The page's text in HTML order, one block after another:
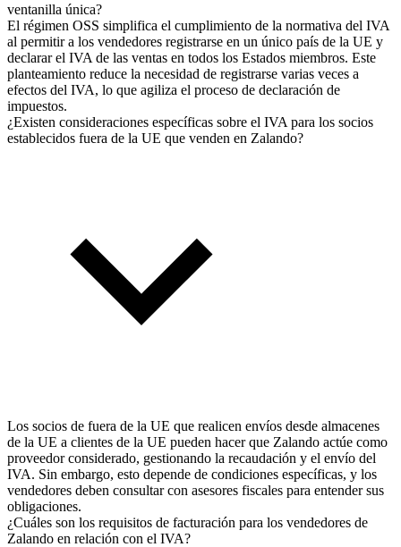
ventanilla única?
El régimen OSS simplifica el cumplimiento de la normativa del IVA
al permitir a los vendedores registrarse en un único país de la UE y
declarar el IVA de las ventas en todos los Estados miembros. Este
planteamiento reduce la necesidad de registrarse varias veces a
efectos del IVA, lo que agiliza el proceso de declaración de
impuestos.
¿Existen consideraciones específicas sobre el IVA para los socios
establecidos fuera de la UE que venden en Zalando?
Los socios de fuera de la UE que realicen envíos desde almacenes
de la UE a clientes de la UE pueden hacer que Zalando actúe como
proveedor considerado, gestionando la recaudación y el envío del
IVA. Sin embargo, esto depende de condiciones específicas, y los
vendedores deben consultar con asesores fiscales para entender sus
obligaciones.
¿Cuáles son los requisitos de facturación para los vendedores de
Zalando en relación con el IVA?